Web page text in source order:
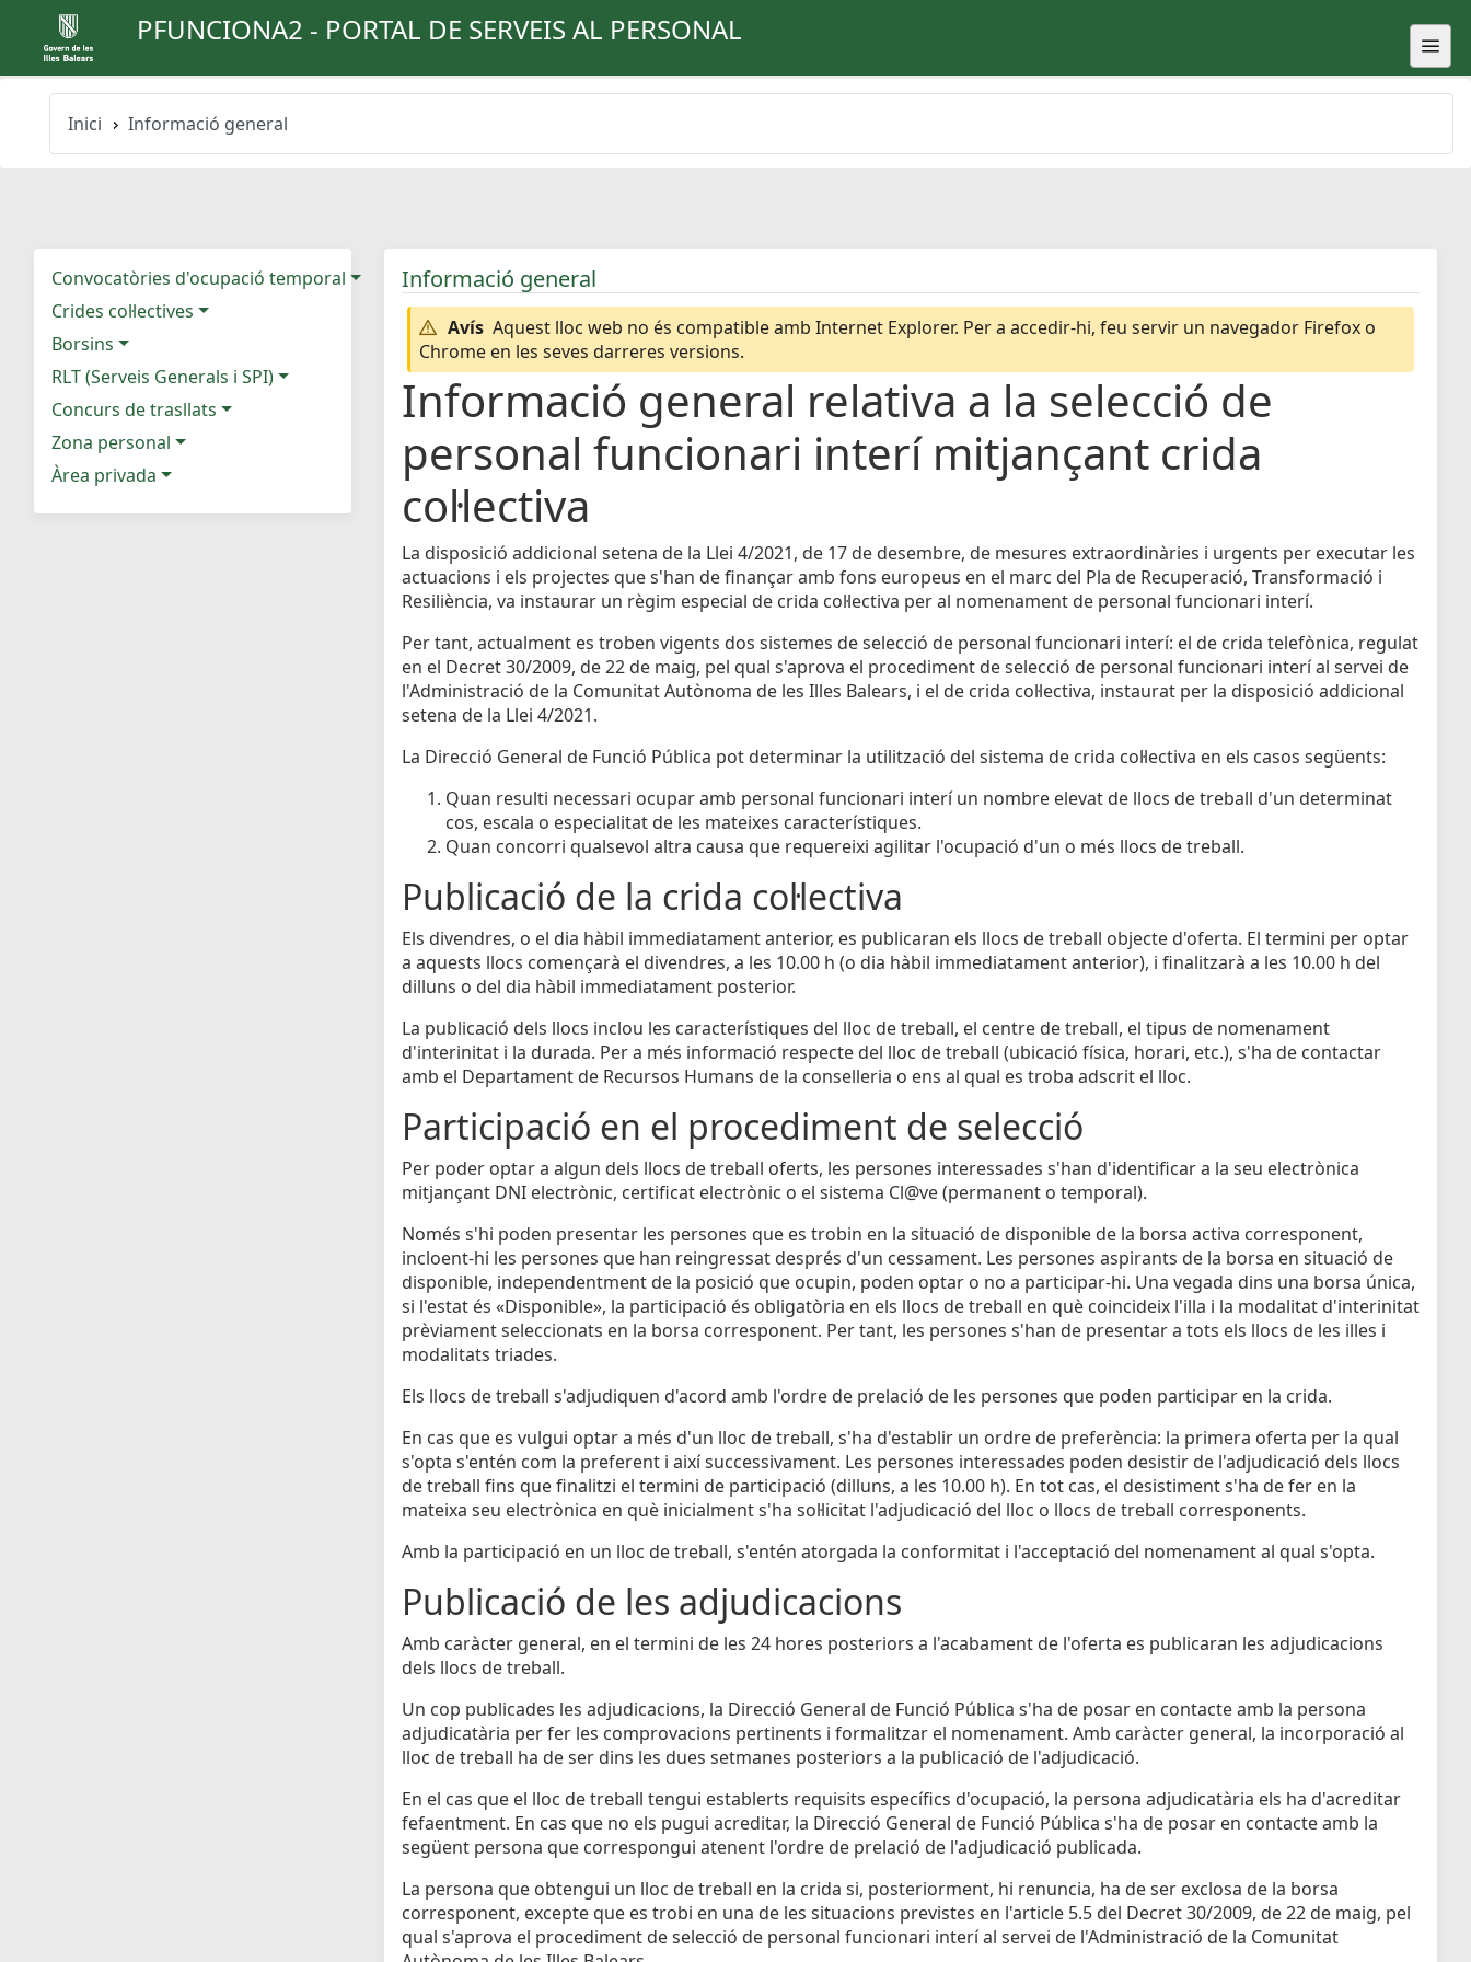
PFUNCIONA2 - PORTAL DE SERVEIS AL PERSONAL
Inici Informació general
Convocatòries d'ocupació temporal
Crides col·lectives
Borsins
RLT (Serveis Generals i SPI)
Concurs de trasllats
Zona personal
Àrea privada
Informació general
Avís Aquest lloc web no és compatible amb Internet Explorer. Per a accedir-hi, feu servir un navegador Firefox o
Chrome en les seves darreres versions.
Informació general relativa a la selecció de
personal funcionari interí mitjançant crida
col·lectiva
La disposició addicional setena de la Llei 4/2021, de 17 de desembre, de mesures extraordinàries i urgents per executar les
actuacions i els projectes que s'han de finançar amb fons europeus en el marc del Pla de Recuperació, Transformació i
Resiliència, va instaurar un règim especial de crida col·lectiva per al nomenament de personal funcionari interí.
Per tant, actualment es troben vigents dos sistemes de selecció de personal funcionari interí: el de crida telefònica, regulat
en el Decret 30/2009, de 22 de maig, pel qual s'aprova el procediment de selecció de personal funcionari interí al servei de
l'Administració de la Comunitat Autònoma de les Illes Balears, i el de crida col·lectiva, instaurat per la disposició addicional
setena de la Llei 4/2021.
La Direcció General de Funció Pública pot determinar la utilització del sistema de crida col·lectiva en els casos següents:
Quan resulti necessari ocupar amb personal funcionari interí un nombre elevat de llocs de treball d'un determinat
cos, escala o especialitat de les mateixes característiques.
Quan concorri qualsevol altra causa que requereixi agilitar l'ocupació d'un o més llocs de treball.
Publicació de la crida col·lectiva
Els divendres, o el dia hàbil immediatament anterior, es publicaran els llocs de treball objecte d'oferta. El termini per optar
a aquests llocs començarà el divendres, a les 10.00 h (o dia hàbil immediatament anterior), i finalitzarà a les 10.00 h del
dilluns o del dia hàbil immediatament posterior.
La publicació dels llocs inclou les característiques del lloc de treball, el centre de treball, el tipus de nomenament
d'interinitat i la durada. Per a més informació respecte del lloc de treball (ubicació física, horari, etc.), s'ha de contactar
amb el Departament de Recursos Humans de la conselleria o ens al qual es troba adscrit el lloc.
Participació en el procediment de selecció
Per poder optar a algun dels llocs de treball oferts, les persones interessades s'han d'identificar a la seu electrònica
mitjançant DNI electrònic, certificat electrònic o el sistema Cl@ve (permanent o temporal).
Només s'hi poden presentar les persones que es trobin en la situació de disponible de la borsa activa corresponent,
incloent-hi les persones que han reingressat després d'un cessament. Les persones aspirants de la borsa en situació de
disponible, independentment de la posició que ocupin, poden optar o no a participar-hi. Una vegada dins una borsa única,
si l'estat és «Disponible», la participació és obligatòria en els llocs de treball en què coincideix l'illa i la modalitat d'interinitat
prèviament seleccionats en la borsa corresponent. Per tant, les persones s'han de presentar a tots els llocs de les illes i
modalitats triades.
Els llocs de treball s'adjudiquen d'acord amb l'ordre de prelació de les persones que poden participar en la crida.
En cas que es vulgui optar a més d'un lloc de treball, s'ha d'establir un ordre de preferència: la primera oferta per la qual
s'opta s'entén com la preferent i així successivament. Les persones interessades poden desistir de l'adjudicació dels llocs
de treball fins que finalitzi el termini de participació (dilluns, a les 10.00 h). En tot cas, el desistiment s'ha de fer en la
mateixa seu electrònica en què inicialment s'ha sol·licitat l'adjudicació del lloc o llocs de treball corresponents.
Amb la participació en un lloc de treball, s'entén atorgada la conformitat i l'acceptació del nomenament al qual s'opta.
Publicació de les adjudicacions
Amb caràcter general, en el termini de les 24 hores posteriors a l'acabament de l'oferta es publicaran les adjudicacions
dels llocs de treball.
Un cop publicades les adjudicacions, la Direcció General de Funció Pública s'ha de posar en contacte amb la persona
adjudicatària per fer les comprovacions pertinents i formalitzar el nomenament. Amb caràcter general, la incorporació al
lloc de treball ha de ser dins les dues setmanes posteriors a la publicació de l'adjudicació.
En el cas que el lloc de treball tengui establerts requisits específics d'ocupació, la persona adjudicatària els ha d'acreditar
fefaentment. En cas que no els pugui acreditar, la Direcció General de Funció Pública s'ha de posar en contacte amb la
següent persona que correspongui atenent l'ordre de prelació de l'adjudicació publicada.
La persona que obtengui un lloc de treball en la crida si, posteriorment, hi renuncia, ha de ser exclosa de la borsa
corresponent, excepte que es trobi en una de les situacions previstes en l'article 5.5 del Decret 30/2009, de 22 de maig, pel
qual s'aprova el procediment de selecció de personal funcionari interí al servei de l'Administració de la Comunitat